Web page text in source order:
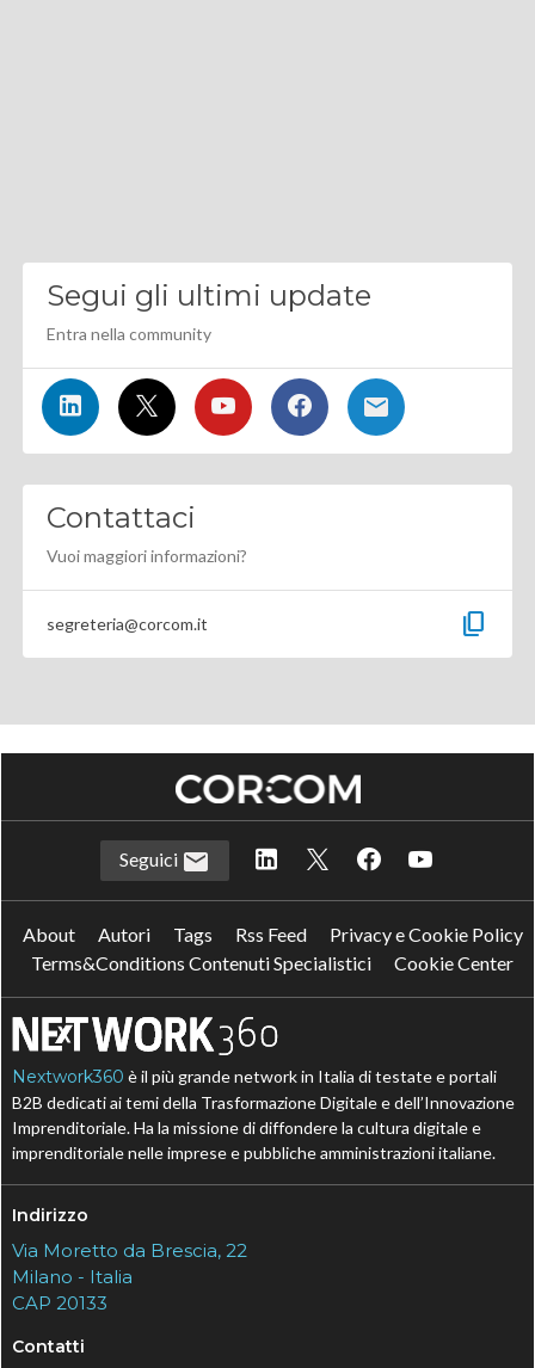
Segui gli ultimi update
Entra nella community
Contattaci
Vuoi maggiori informazioni?
segreteria@corcom.it content_copy
Seguici
About Autori Tags Rss Feed
Privacy e Cookie Policy
Terms&Conditions Contenuti Specialistici
Cookie Center
Nextwork360 è il più grande network in Italia di testate e portali
B2B dedicati ai temi della Trasformazione Digitale e dell’Innovazione
Imprenditoriale. Ha la missione di diffondere la cultura digitale e
imprenditoriale nelle imprese e pubbliche amministrazioni italiane.
Indirizzo
Via Moretto da Brescia, 22
Milano - Italia
CAP 20133
Contatti